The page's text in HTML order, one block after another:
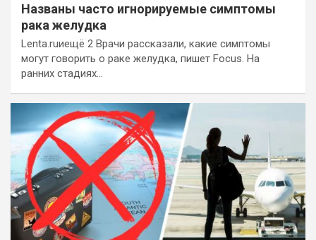
Названы часто игнорируемые симптомы
рака желудка
Lenta.ruиещё 2 Врачи рассказали, какие симптомы
могут говорить о раке желудка, пишет Focus. На
ранних стадиях…